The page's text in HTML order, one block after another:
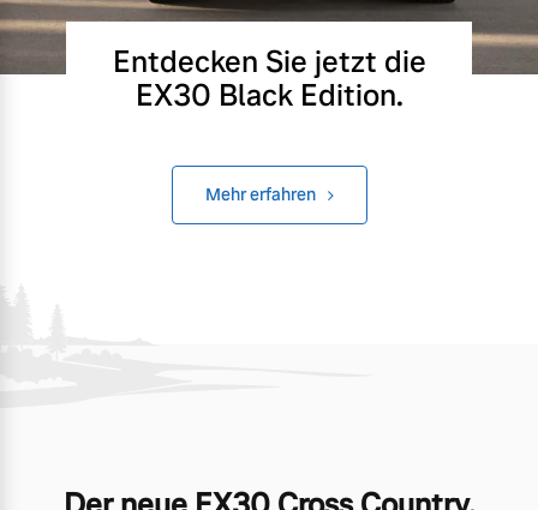
Entdecken Sie jetzt die
EX30 Black Edition.
Mehr erfahren